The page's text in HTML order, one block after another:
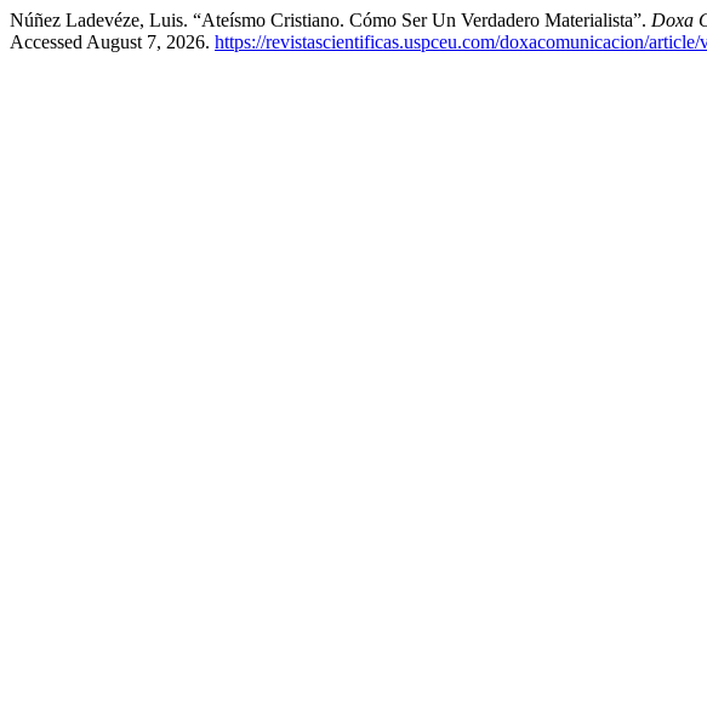
Núñez Ladevéze, Luis. “Ateísmo Cristiano. Cómo Ser Un Verdadero Materialista”. Doxa
Accessed August 7, 2026. https://revistascientificas.uspceu.com/doxacomunicacion/